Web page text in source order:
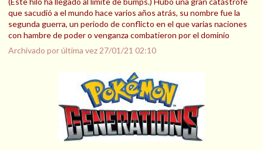
que sacudió a el mundo hace varios años atrás, su nombre fue la
segunda guerra, un periodo de conflicto en el que varias naciones
con hambre de poder o venganza combatieron por el dominio
Archivado por última vez 27/01/21 02:10